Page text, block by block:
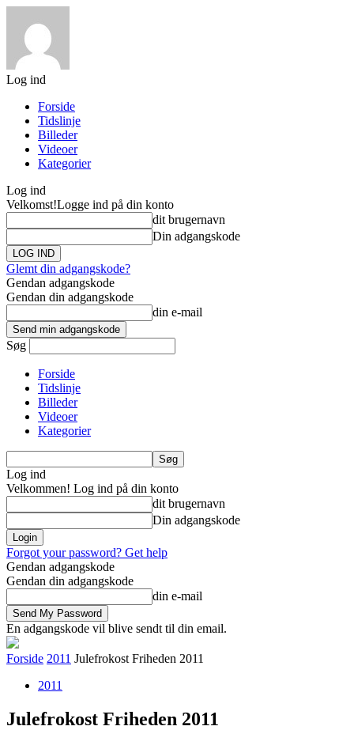
Log ind
Forside
Tidslinje
Billeder
Videoer
Kategorier
Log ind
Velkomst!Logge ind på din konto
dit brugernavn
Din adgangskode
Glemt din adgangskode?
Gendan adgangskode
Gendan din adgangskode
din e-mail
Søg
Forside
Tidslinje
Billeder
Videoer
Kategorier
Log ind
Velkommen! Log ind på din konto
dit brugernavn
Din adgangskode
Forgot your password? Get help
Gendan adgangskode
Gendan din adgangskode
din e-mail
En adgangskode vil blive sendt til din email.
Forside 2011 Julefrokost Friheden 2011
2011
Julefrokost Friheden 2011